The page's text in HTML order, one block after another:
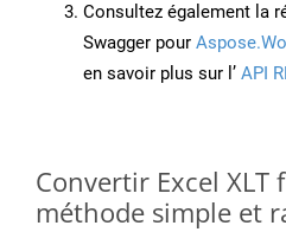
Consultez également la
Swagger pour
en savoir plus sur l’ API
Convertir Excel XLT
méthode simple et